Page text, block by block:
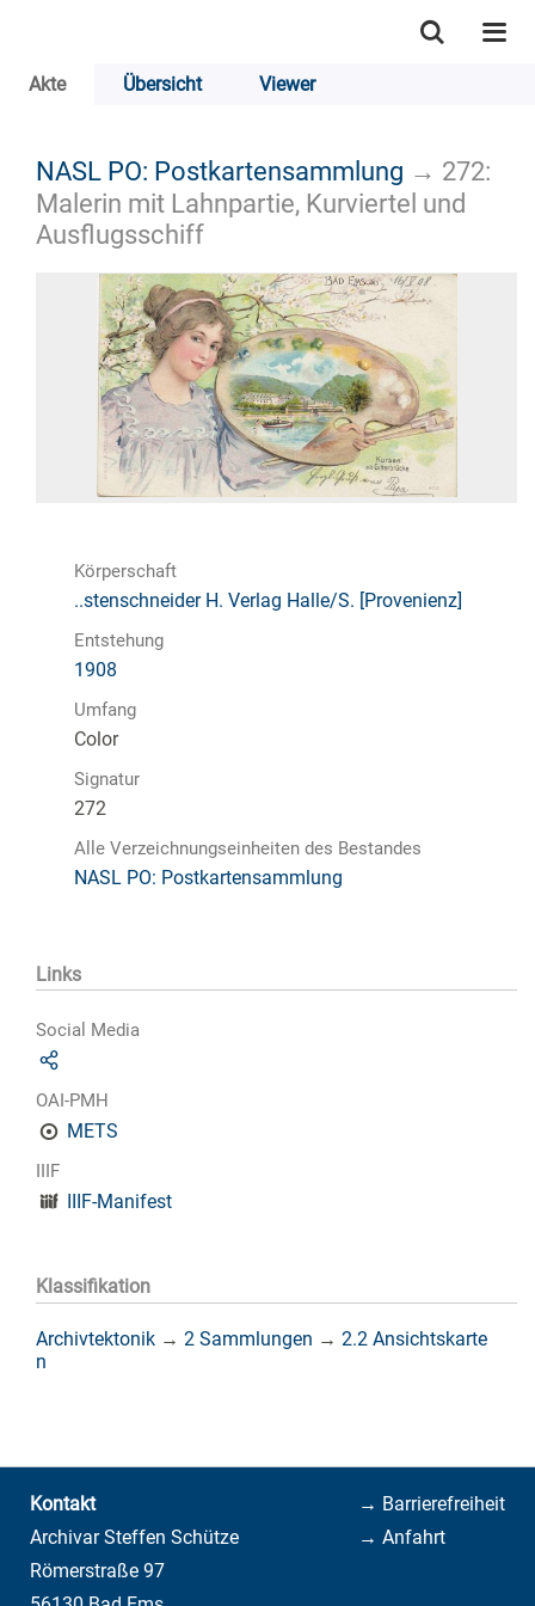
Akte Übersicht Viewer
NASL PO: Postkartensammlung → 272:
Malerin mit Lahnpartie, Kurviertel und
Ausflugsschiff
Körperschaft
..stenschneider H. Verlag Halle/S. [Provenienz]
Entstehung
1908
Umfang
Color
Signatur
272
Alle Verzeichnungseinheiten des Bestandes
NASL PO: Postkartensammlung
Links
Social Media
OAI-PMH
METS
IIIF
IIIF-Manifest
Klassifikation
Archivtektonik → 2 Sammlungen → 2.2 Ansichtskarte
n
→ Barrierefreiheit
→ Anfahrt
Kontakt
Archivar Steffen Schütze
Römerstraße 97